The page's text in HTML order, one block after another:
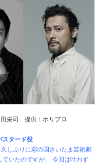
田栄司 提供：ホリプロ
スタード役
しぶりに彩の国さいたま芸術劇
いたのですが、 今回は叶わず